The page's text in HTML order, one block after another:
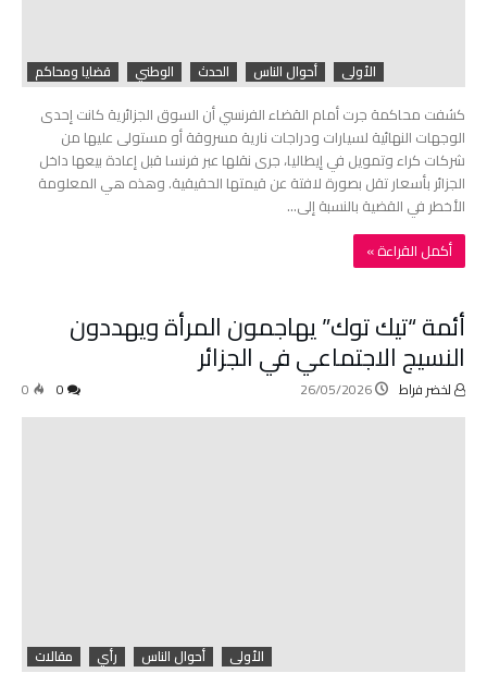
الأولى أحوال الناس الحدث الوطني قضايا ومحاكم
كشفت محاكمة جرت أمام القضاء الفرنسي أن السوق الجزائرية كانت إحدى
الوجهات النهائية لسيارات ودراجات نارية مسروقة أو مستولى عليها من
شركات كراء وتمويل في إيطاليا، جرى نقلها عبر فرنسا قبل إعادة بيعها داخل
الجزائر بأسعار تقل بصورة لافتة عن قيمتها الحقيقية. وهذه هي المعلومة
الأخطر في القضية بالنسبة إلى…
‫أكمل القراءة »‬
أئمة “تيك توك” يهاجمون المرأة ويهددون
النسيج الاجتماعي في الجزائر
لخضر فراط 26/05/2026
0
الأولى أحوال الناس رأي مقالات